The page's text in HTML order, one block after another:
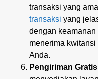
transaksi yang
transaksi yang
dengan keamanan
menerima
Anda.
Pengiriman